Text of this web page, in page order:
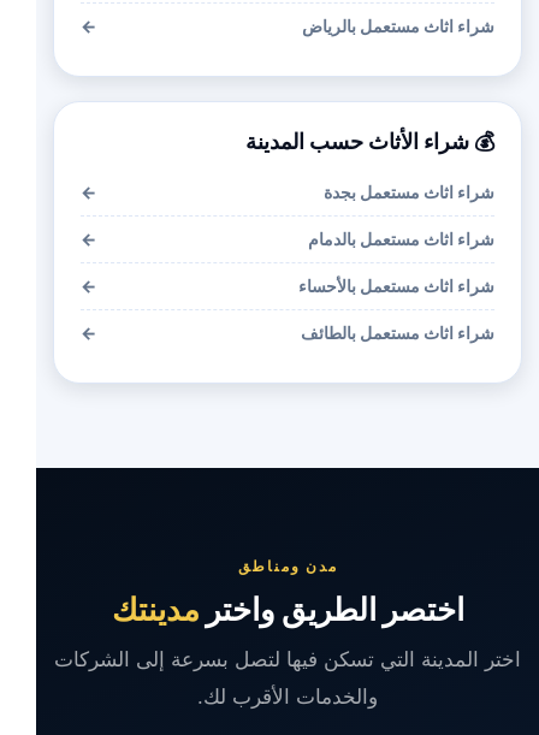
شراء اثاث مستعمل بالرياض ←
💰 شراء الأثاث حسب المدينة
شراء اثاث مستعمل بجدة ←
شراء اثاث مستعمل بالدمام ←
شراء اثاث مستعمل بالأحساء ←
شراء اثاث مستعمل بالطائف ←
مدن ومناطق
اختصر الطريق واختر مدينتك
اختر المدينة التي تسكن فيها لتصل بسرعة إلى الشركات
والخدمات الأقرب لك.